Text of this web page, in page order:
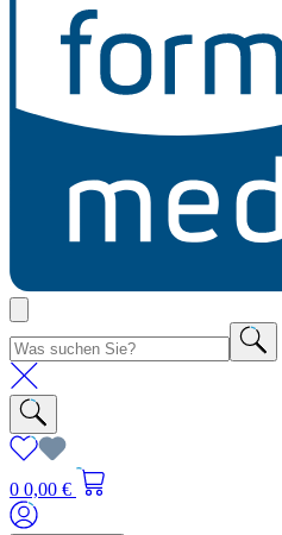
0 0,00 €